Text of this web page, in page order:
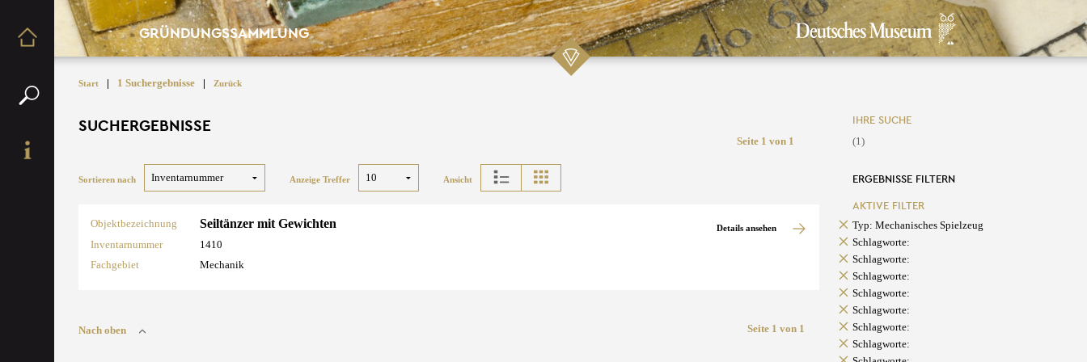
GRÜNDUNGSSAMMLUNG
Start | 1 Suchergebnisse | Zurück
SUCHERGEBNISSE
Seite 1 von 1
Sortieren nach Anzeige Treffer Ansicht
Objektbezeichnung Seiltänzer mit Gewichten
Inventarnummer
1410
Fachgebiet
Mechanik
Details ansehen
Nach oben Seite 1 von 1
IHRE SUCHE
(1)
ERGEBNISSE FILTERN
AKTIVE FILTER
Typ: Mechanisches Spielzeug
Schlagworte:
Schlagworte:
Schlagworte:
Schlagworte:
Schlagworte:
Schlagworte:
Schlagworte: